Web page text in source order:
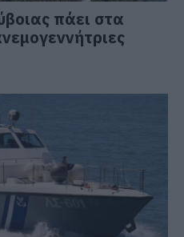
πάει στα